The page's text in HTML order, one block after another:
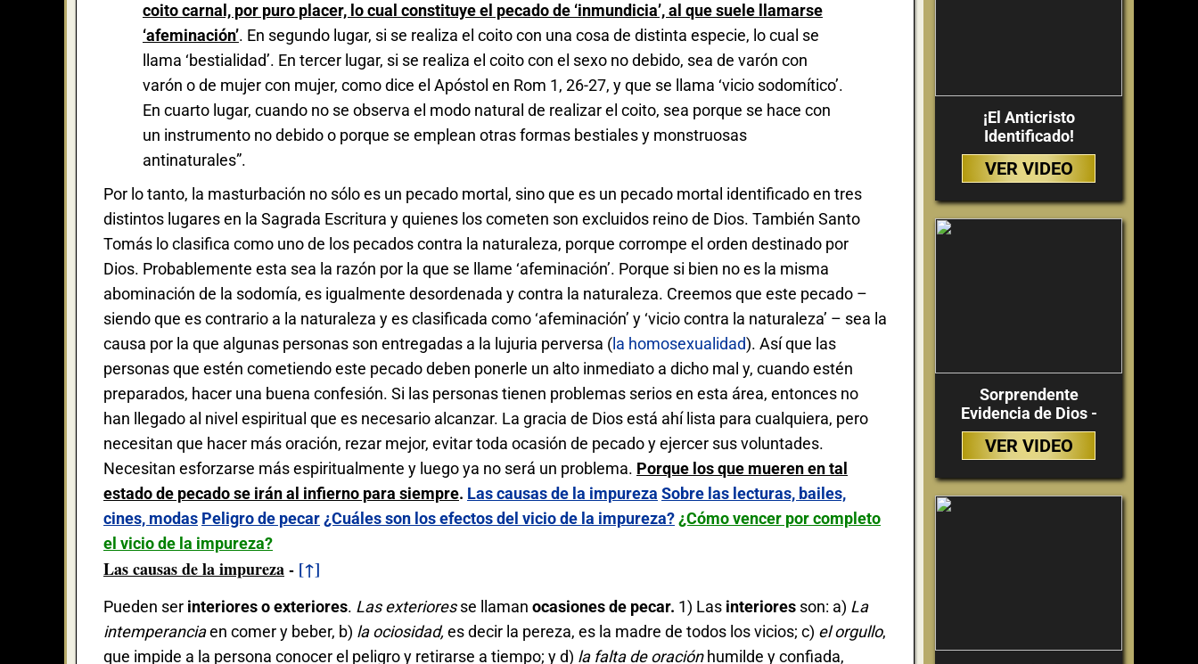
coito carnal, por puro placer, lo cual constituye el pecado de ‘inmundicia’, al que suele llamarse
‘afeminación’. En segundo lugar, si se realiza el coito con una cosa de distinta especie, lo cual se
llama ‘bestialidad’. En tercer lugar, si se realiza el coito con el sexo no debido, sea de varón con
varón o de mujer con mujer, como dice el Apóstol en Rom 1, 26-27, y que se llama ‘vicio sodomítico’.
En cuarto lugar, cuando no se observa el modo natural de realizar el coito, sea porque se hace con
un instrumento no debido o porque se emplean otras formas bestiales y monstruosas
antinaturales”.
Por lo tanto, la masturbación no sólo es un pecado mortal, sino que es un pecado mortal identificado en tres
distintos lugares en la Sagrada Escritura y quienes los cometen son excluidos reino de Dios. También Santo
Tomás lo clasifica como uno de los pecados contra la naturaleza, porque corrompe el orden destinado por
Dios. Probablemente esta sea la razón por la que se llame ‘afeminación’. Porque si bien no es la misma
abominación de la sodomía, es igualmente desordenada y contra la naturaleza. Creemos que este pecado –
siendo que es contrario a la naturaleza y es clasificada como ‘afeminación’ y ‘vicio contra la naturaleza’ – sea la
causa por la que algunas personas son entregadas a la lujuria perversa ( la homosexualidad). Así que las
personas que estén cometiendo este pecado deben ponerle un alto inmediato a dicho mal y, cuando estén
preparados, hacer una buena confesión. Si las personas tienen problemas serios en esta área, entonces no
han llegado al nivel espiritual que es necesario alcanzar. La gracia de Dios está ahí lista para cualquiera, pero
necesitan que hacer más oración, rezar mejor, evitar toda ocasión de pecado y ejercer sus voluntades.
Necesitan esforzarse más espiritualmente y luego ya no será un problema. Porque los que mueren en tal
estado de pecado se irán al infierno para siempre. Las causas de la impureza Sobre las lecturas, bailes,
cines, modas Peligro de pecar¿Cuáles son los efectos del vicio de la impureza?¿Cómo vencer por completo
el vicio de la impureza?
Las causas de la impureza- [↑]
Pueden ser interiores o exteriores. Las exterioresse llaman ocasiones de pecar. 1) Las interiores son: a) La
intemperanciaen comer y beber, b) la ociosidad, es decir la pereza, es la madre de todos los vicios; c) el orgullo,
que impide a la persona conocer el peligro y retirarse a tiempo; y d) la falta de oraciónhumilde y confiada,
¡El Anticristo
Identificado!
VER VIDEO
Sorprendente
Evidencia de Dios -
VER VIDEO